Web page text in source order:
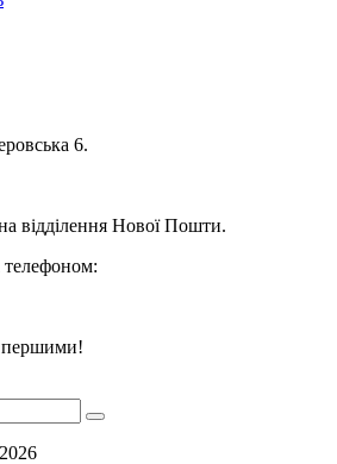
6.
відділення Нової Пошти.
телефоном:
першими!